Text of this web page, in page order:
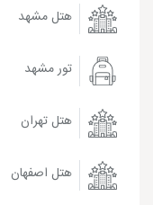
هتل مشهد
تور مشهد
هتل تهران
هتل اصفهان